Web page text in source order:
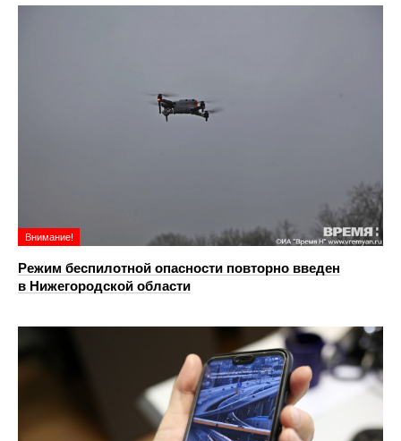
Внимание!
Режим беспилотной опасности повторно введен
в Нижегородской области